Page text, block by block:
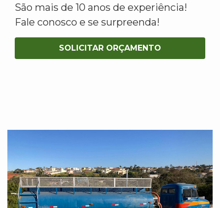
São mais de 10 anos de experiência!
Fale conosco e se surpreenda!
SOLICITAR ORÇAMENTO